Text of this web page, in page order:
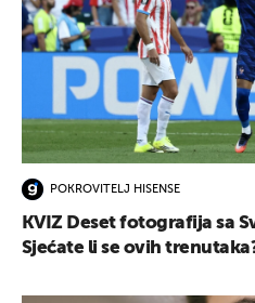
POKROVITELJ HISENSE
KVIZ Deset fotografija sa
Sjećate li se ovih